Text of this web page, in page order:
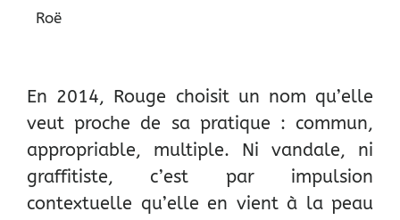
Roë
En 2014, Rouge choisit un nom qu’elle
veut proche de sa pratique : commun,
appropriable, multiple. Ni vandale, ni
graffitiste, c’est par impulsion
contextuelle qu’elle en vient à la peau